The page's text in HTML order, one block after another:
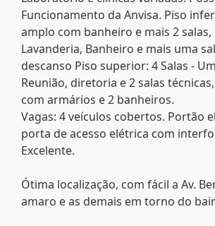
Funcionamento da Anvisa. Piso
amplo com banheiro e mais 2 salas,
Lavanderia, Banheiro e mais uma
descanso Piso superior: 4 Salas -
Reunião, diretoria e 2 salas
com armários e 2 banheiros.
Vagas: 4 veículos cobertos. Portão
porta de acesso elétrica com
Excelente.
Ótima localização, com fácil a Av.
amaro e as demais em torno do